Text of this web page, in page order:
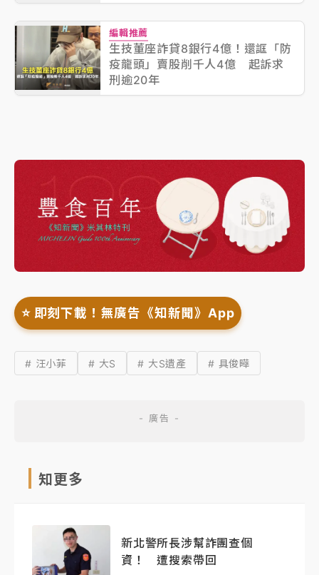
編輯推薦
生技董座詐貸8銀行4億！還誆「防
疫龍頭」賣股削千人4億 起訴求
刑逾20年
⭐️ 即刻下載！無廣告《知新聞》App
# 汪小菲 # 大S # 大S遺產 # 具俊曄
知更多
新北警所長涉幫詐團查個
資！ 遭搜索帶回